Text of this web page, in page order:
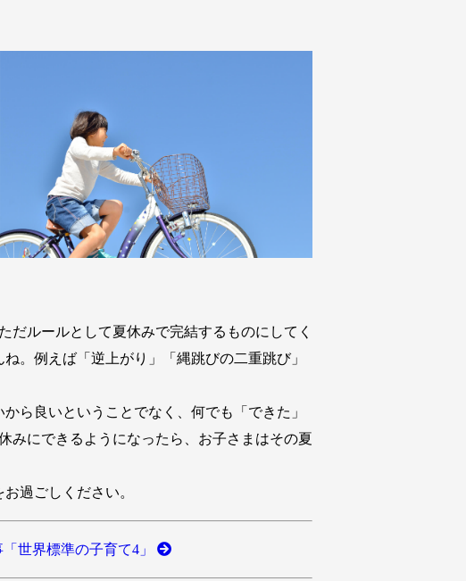
ルールとして夏休みで完結するものにしてく
。例えば「逆上がり」「縄跳びの二重跳び」
ら良いということでなく、何でも「できた」
みにできるようになったら、お子さまはその夏
過ごしください。
世界標準の子育て4」